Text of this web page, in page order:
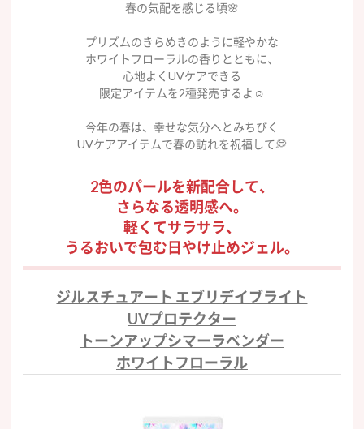
春の気配を感じる頃🌸
プリズムのきらめきのように軽やかな
ホワイトフローラルの香りとともに、
心地よくUVケアできる
限定アイテムを2種発売するよ☺️
今年の春は、幸せな気分へとみちびく
UVケアアイテムで春の訪れを祝福して💭
2色のパールを新配合して、
さらなる透明感へ。
軽くてサラサラ、
うるおいで包む日やけ止めジェル。
ジルスチュアート エブリデイブライト
UVプロテクター
トーンアップシマーラベンダー
ホワイトフローラル